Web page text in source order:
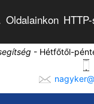
- Hétfőtől-